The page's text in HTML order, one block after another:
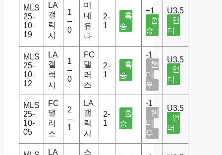
MLS
25-
10-
19
LA
갤
럭
시
1
–
0
미
네
유
나
2-
1
홈
승
+1
홈
승
U3.5
언
더
MLS
25-
10-
12
LA
갤
럭
시
1
–
0
FC
댈
러
스
2-
1
홈
승
-1
핸
디
무
U3.5
언
더
MLS
25-
10-
05
FC
댈
러
스
2
–
1
LA
갤
럭
시
2-
1
홈
승
-1
핸
디
무
U3.5
언
더
LA
스